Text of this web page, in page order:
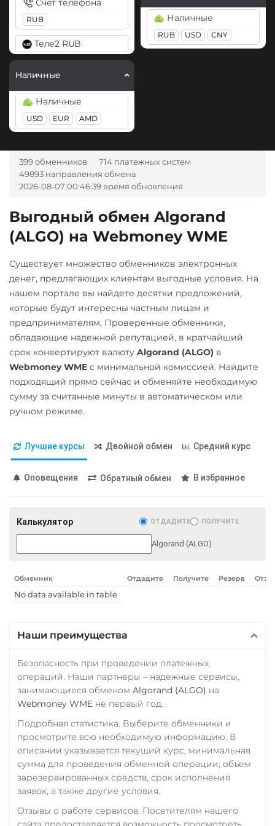
Счет телефона
RUB
Теле2 RUB
Наличные
Наличные
USD EUR AMD
Litecoin (LTC)
Monero (XMR)
Optimism (OP)
Pax Dollar (USDP)
ERC20
Pepe
Qtum
Ravencoin (RVN)
Ripple (XRP)
Shib
Solana (SOL)
Starknet (STRK)
Sui
Terra Classic (LUNC)
Tether (USDT)
SOL
POL
ARB
THETA
Tornado Cash (TORN)
TrueUSD (TUSD)
ERC20 TRC20 BEP
TRUMP
ERC20
GBP
TRY PLN
SEK
CAD
MDL KGS
AZN
BGN CZK
HUF
NOK TJS
INR
Альфа-Банк
RUB
ВТБ Банк RUB
Евразийский Банк KZT
ЕРИП Расчет BYN
Карта Unionpay CNY
Карта UZCARD UZS
Карта МИР RUB
KRW
RON
МТС Банк RUB
Открытие RUB
ОТП Банк
Почта Банк RUB
Промсвязьбанк RUB
ПУМБ UAH
Райффайзен
РНКБ RUB
Росбанк RUB
Россельхоз банк RUB
Сбербанк
RUB QR RUB
Наличные
RUB USD CNY
399 обменников
714 платежных систем
49893 направления обмена
2026-08-07 00:46:39 время обновления
Выгодный обмен Algorand
(ALGO) на Webmoney WME
Существует множество обменников электронных
денег, предлагающих клиентам выгодные условия. На
нашем портале вы найдете десятки предложений,
которые будут интересны частным лицам и
предпринимателям. Проверенные обменники,
обладающие надежной репутацией, в кратчайший
срок конвертируют валюту Algorand (ALGO) в
Webmoney WME с минимальной комиссией. Найдите
подходящий прямо сейчас и обменяйте необходимую
сумму за считанные минуты в автоматическом или
ручном режиме.
Лучшие курсы Двойной обмен Средний курс
Оповещения Обратный обмен В избранное
Калькулятор ОТДАДИТЕ ПОЛУЧИТЕ
Algorand (ALGO)
Обменник Отдадите Получите Резерв
No data available in table
Наши преимущества
Безопасность при проведении платежных
операций. Наши партнеры – надежные сервисы,
занимающиеся обменом Algorand (ALGO) на
Webmoney WME не первый год.
Подробная статистика. Выберите обменники и
просмотрите всю необходимую информацию. В
описании указывается текущий курс, минимальная
сумма для проведения обменной операции, объем
зарезервированных средств, срок исполнения
заявок, а также другие условия.
Отзывы о работе сервисов. Посетителям нашего